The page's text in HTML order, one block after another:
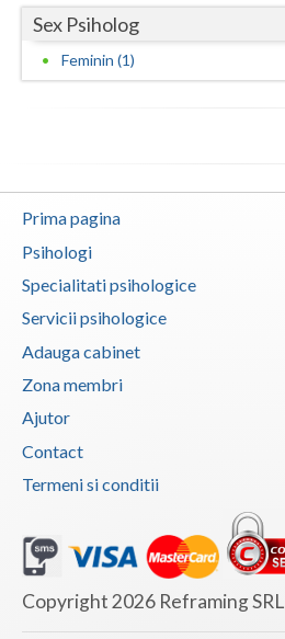
Olt
Prahova
Suceava
Teleorman
Tulcea
Valcea
Sex Psiholog
Feminin (1)
Prima pagina
Psihologi
Specialitati psihologice
Servicii psihologice
Adauga cabinet
Zona membri
Ajutor
Contact
Termeni si conditii
Copyright 2026 Reframing SRL